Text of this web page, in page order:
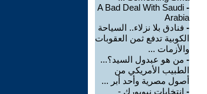
-
A Bad Deal With Saudi
Arabia
- فنادق بلا نزلاء.. السياحة
الكوبية تدفع ثمن العقوبات
والأزمات ...
- من هو عبدول السيد؟...
الطبيب الأمريكي من
أصول مصرية وأحد أبر ...
- انتخابات نيويورك -